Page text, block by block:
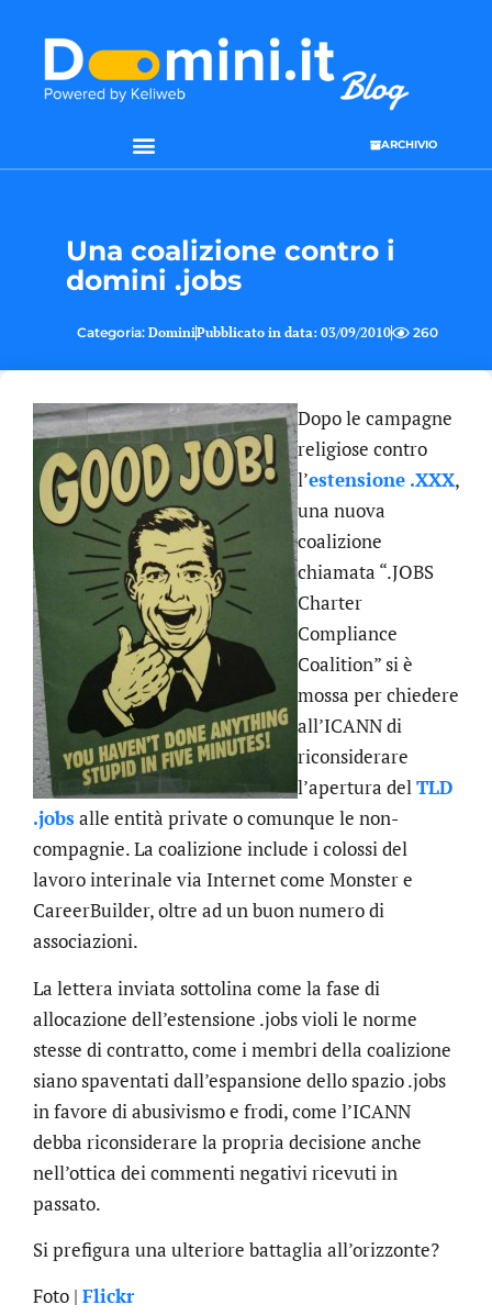
ARCHIVIO
Una coalizione contro i
domini .jobs
Categoria: DominiPubblicato in data: 03/09/2010 260
Dopo le campagne
religiose contro
l’estensione .XXX,
una nuova
coalizione
chiamata “.JOBS
Charter
Compliance
Coalition” si è
mossa per chiedere
all’ICANN di
riconsiderare
l’apertura delTLD
.jobsalle entità private o comunque le non-
compagnie. La coalizione include i colossi del
lavoro interinale via Internet come Monster e
CareerBuilder, oltre ad un buon numero di
associazioni.
La lettera inviata sottolina come la fase di
allocazione dell’estensione .jobs violi le norme
stesse di contratto, come i membri della coalizione
siano spaventati dall’espansione dello spazio .jobs
in favore di abusivismo e frodi, come l’ICANN
debba riconsiderare la propria decisione anche
nell’ottica dei commenti negativi ricevuti in
passato.
Si prefigura una ulteriore battaglia all’orizzonte?
Foto | Flickr